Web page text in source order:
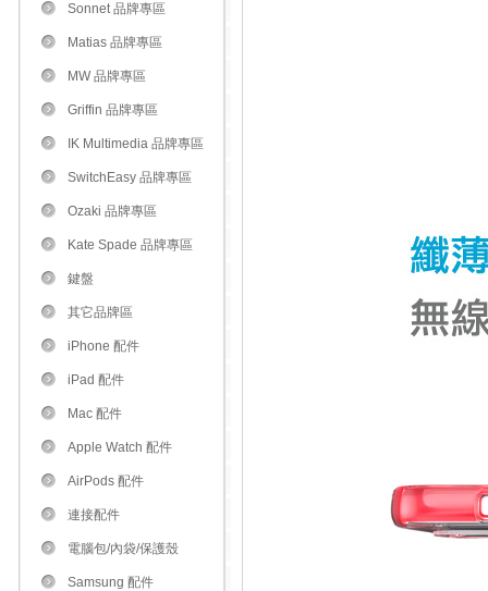
Sonnet 品牌專區
Matias 品牌專區
MW 品牌專區
Griffin 品牌專區
IK Multimedia 品牌專區
SwitchEasy 品牌專區
Ozaki 品牌專區
Kate Spade 品牌專區
鍵盤
其它品牌區
iPhone 配件
iPad 配件
Mac 配件
Apple Watch 配件
AirPods 配件
連接配件
電腦包/內袋/保護殼
Samsung 配件